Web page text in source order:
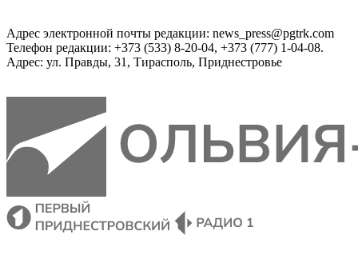
Адрес электронной почты редакции: news_press@pgtrk.com
Телефон редакции: +373 (533) 8-20-04, +373 (777) 1-04-08.
Адрес: ул. Правды, 31, Тирасполь, Приднестровье